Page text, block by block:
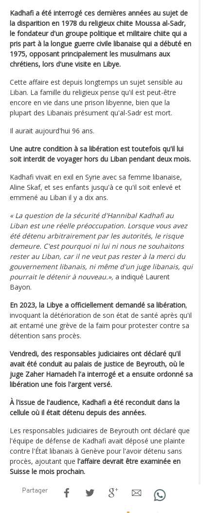
Kadhafi a été interrogé ces dernières années au sujet de
la disparition en 1978 du religieux chiite Moussa al-Sadr,
le fondateur d'un groupe politique et militaire chiite qui a
pris part à la longue guerre civile libanaise qui a débuté en
1975, opposant principalement les musulmans aux
chrétiens, lors d'une visite en Libye.
Cette affaire est depuis longtemps un sujet sensible au
Liban. La famille du religieux pense qu'il est peut-être
encore en vie dans une prison libyenne, bien que la
plupart des Libanais présument qu'al-Sadr est mort.
Il aurait aujourd'hui 96 ans.
Une autre condition à sa libération est toutefois qu'il lui
soit interdit de voyager hors du Liban pendant deux mois.
Kadhafi vivait en exil en Syrie avec sa femme libanaise,
Aline Skaf, et ses enfants jusqu'à ce qu'il soit enlevé et
emmené au Liban il y a dix ans.
« La question de la sécurité d'Hannibal Kadhafi au
Liban est une réelle préoccupation. Lorsque vous avez
été détenu arbitrairement par les autorités, le risque
demeure. C'est pourquoi ni lui ni nous ne souhaitons
rester au Liban, car il ne veut pas rester à la merci du
gouvernement libanais, ni même d'un juge libanais, qui
pourrait le détenir à nouveau.», a indiqué Laurent
Bayon.
En 2023, la Libye a officiellement demandé sa libération,
invoquant la détérioration de son état de santé après qu'il
ait entamé une grève de la faim pour protester contre sa
détention sans procès.
Vendredi, des responsables judiciaires ont déclaré qu'il
avait été conduit au palais de justice de Beyrouth, où le
juge Zaher Hamadeh l'a interrogé et a ensuite ordonné sa
libération une fois l'argent versé.
À l'issue de l'audience, Kadhafi a été reconduit dans la
cellule où il était détenu depuis des années.
Les responsables judiciaires de Beyrouth ont déclaré que
l'équipe de défense de Kadhafi avait déposé une plainte
contre l'État libanais à Genève pour l'avoir détenu sans
procès, ajoutant que l'affaire devrait être examinée en
Suisse le mois prochain.
Partager